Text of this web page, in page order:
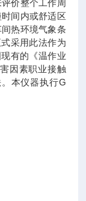
价整个工作周
间内或舒适区
热环境气象条
采用此法作为
有的《温作业
因素职业接触
本仪器执行G